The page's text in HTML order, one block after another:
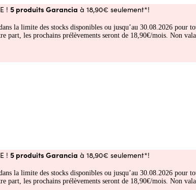
! 5 produits Garancia à 18,90€ seulement*!
la limite des stocks disponibles ou jusqu’au 30.08.2026 pour
les prochains prélèvements seront de 18,90€/mois. Non
! 5 produits Garancia à 18,90€ seulement*!
la limite des stocks disponibles ou jusqu’au 30.08.2026 pour
les prochains prélèvements seront de 18,90€/mois. Non